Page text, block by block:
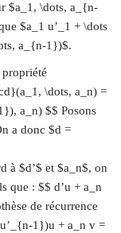
$a_1, \dots, a_{n-
$a_1 u’_1 + \dots
a_{n-1})$.
\dots, a_n) =
a_n) $$ Posons
a donc $d =
à $d’$ et $a_n$, on
que : $$ d’u + a_n
de récurrence
1})u + a_n v =